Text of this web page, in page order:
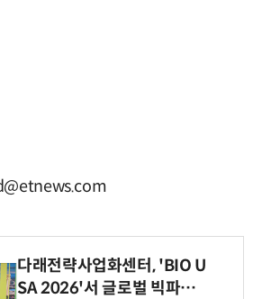
다래전략사업화센터, 'BIO U
SA 2026'서 글로벌 빅파마